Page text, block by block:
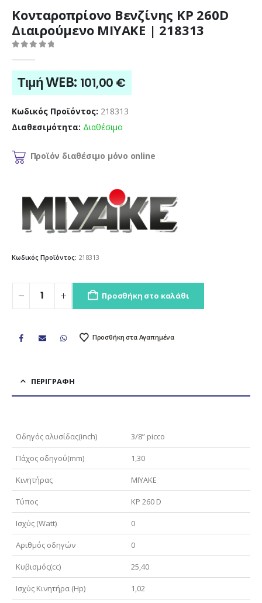
Κονταροπρίονο Βενζίνης KP 260D
Διαιρούμενο MIYAKE | 218313
Τιμή WEB: 101,00 €
Κωδικός Προϊόντος: 218313
Διαθεσιμότητα: Διαθέσιμο
Προϊόν διαθέσιμο μόνο online
Κωδικός Προϊόντος: 218313
Προσθήκη στο καλάθι
Προσθήκη στα Αγαπημένα
ΠΕΡΙΓΡΑΦΉ
Οδηγός αλυσίδας(inch) 3/8” picco
Πάχος οδηγού(mm) 1,30
Κινητήρας MIYAKE
Τύπoς KP 260 D
Ισχύς (Watt) 0
Αριθμός οδηγών 0
Κυβισμός(cc) 25,40
Ισχύς Κινητήρα (Hp) 1,02